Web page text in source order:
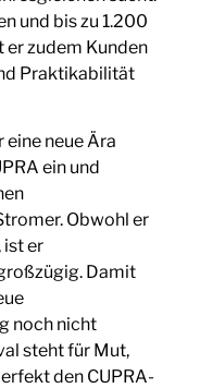
und bis zu 1.200
zudem Kunden
Praktikabilität
eine neue Ära
ein und
Obwohl er
ist er
Damit
noch nicht
steht für Mut,
den CUPRA-